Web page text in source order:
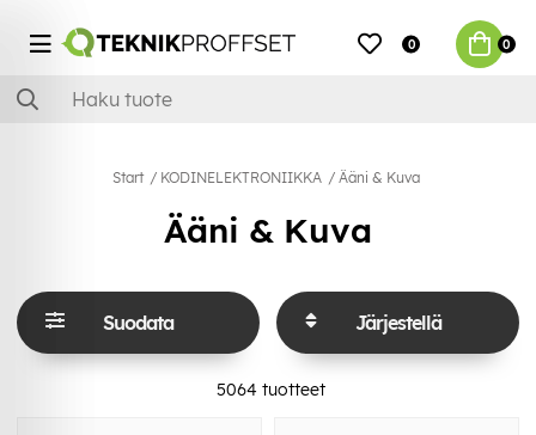
0 0
Start KODINELEKTRONIIKKA Ääni & Kuva
Ääni & Kuva
Suodata Järjestellä
5064 tuotteet